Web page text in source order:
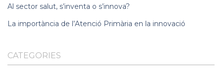
Al sector salut, s’inventa o s’innova?
La importància de l’Atenció Primària en la innovació
CATEGORIES